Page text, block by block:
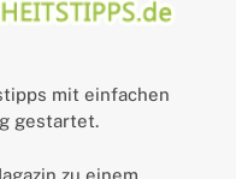
mit einfachen
gestartet.
zu einem